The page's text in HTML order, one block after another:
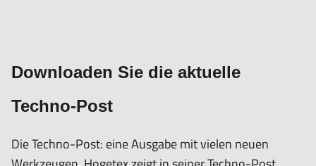
Downloaden Sie die aktuelle
Techno-Post
Die Techno-Post: eine Ausgabe mit vielen neuen